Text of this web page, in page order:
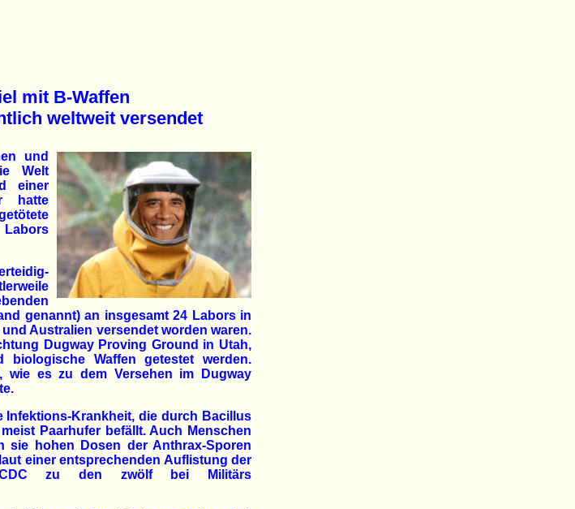
mit B-Waffen
weltweit versendet
und
Welt
einer
hatte
genannt) an insgesamt 24 Labors in
Australien versendet worden waren.
Dugway Proving Ground in Utah,
Waffen getestet werden.
wie es zu dem Versehen im Dugway
Infektions-Krankheit, die durch Bacillus
Paarhufer befällt. Auch Menschen
sie hohen Dosen der Anthrax-Sporen
einer entsprechenden Auflistung der
CDC zu den zwölf bei Militärs